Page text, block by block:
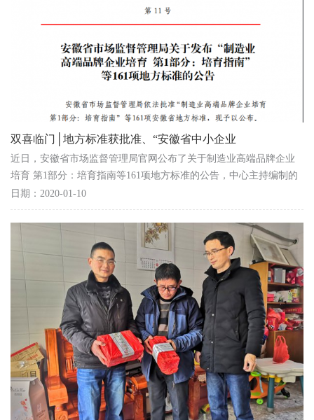
双喜临门│地方标准获批准、“安徽省中小企业
近日，安徽省市场监督管理局官网公布了关于制造业高端品牌企业
培育 第1部分：培育指南等161项地方标准的公告，中心主持编制的
地方标准DB34/T 3567-2019《 塑料包装、容器及工具微生物...
日期：2020-01-10